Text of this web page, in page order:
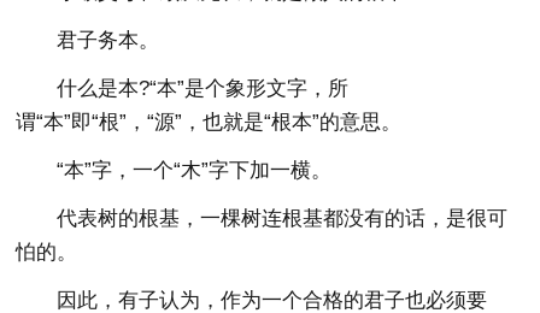
君子务本。
什么是本?“本”是个象形文字，所
谓“本”即“根”，“源”，也就是“根本”的意思。
“本”字，一个“木”字下加一横。
代表树的根基，一棵树连根基都没有的话，是很可
怕的。
因此，有子认为，作为一个合格的君子也必须要